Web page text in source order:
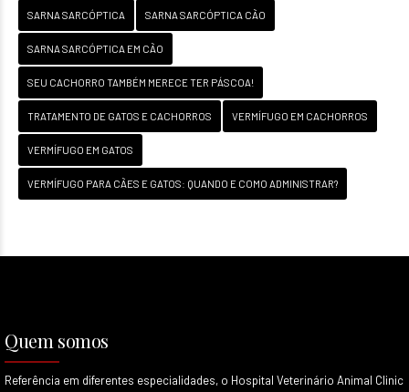
SARNA SARCÓPTICA SARNA SARCÓPTICA CÃO
SARNA SARCÓPTICA EM CÃO
SEU CACHORRO TAMBÉM MERECE TER PÁSCOA!
TRATAMENTO DE GATOS E CACHORROS VERMÍFUGO EM CACHORROS
VERMÍFUGO EM GATOS
VERMÍFUGO PARA CÃES E GATOS: QUANDO E COMO ADMINISTRAR?
Quem somos
Referência em diferentes especialidades, o Hospital Veterinário Animal Clinic